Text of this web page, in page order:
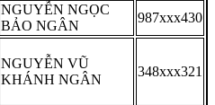
NGUYỄN NGỌC
BẢO NGÂN
987xxx430
NGUYỄN VŨ
KHÁNH NGÂN
348xxx321